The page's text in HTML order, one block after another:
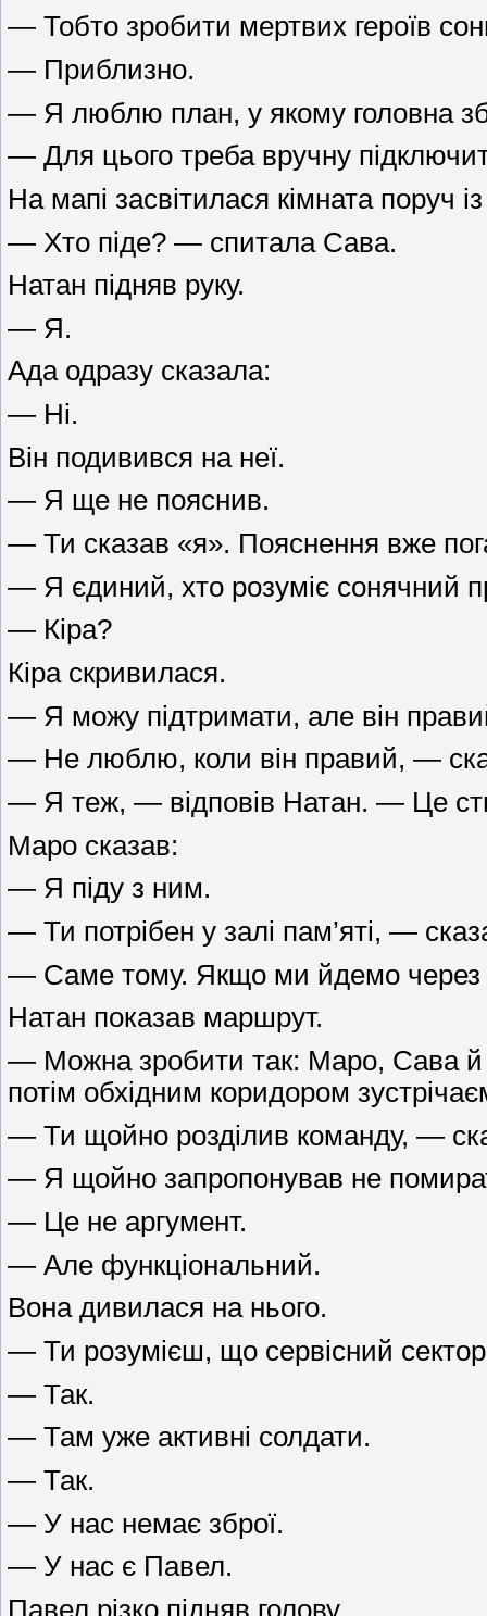
— Тобто зробити мертвих героїв
— Приблизно.
— Я люблю план, у якому головна
— Для цього треба вручну
На мапі засвітилася кімната поруч
— Хто піде? — спитала Сава.
Натан підняв руку.
— Я.
Ада одразу сказала:
— Ні.
Він подивився на неї.
— Я ще не пояснив.
— Ти сказав «я». Пояснення вже
— Я єдиний, хто розуміє сонячний
— Кіра?
Кіра скривилася.
— Я можу підтримати, але він
— Не люблю, коли він правий, —
— Я теж, — відповів Натан. — Це
Маро сказав:
— Я піду з ним.
— Ти потрібен у залі пам’яті, —
— Саме тому. Якщо ми йдемо через
Натан показав маршрут.
— Можна зробити так: Маро, Сава й
потім обхідним коридором
— Ти щойно розділив команду, —
— Я щойно запропонував не
— Це не аргумент.
— Але функціональний.
Вона дивилася на нього.
— Ти розумієш, що сервісний сектор
— Так.
— Там уже активні солдати.
— Так.
— У нас немає зброї.
— У нас є Павел.
Павел різко підняв голову.